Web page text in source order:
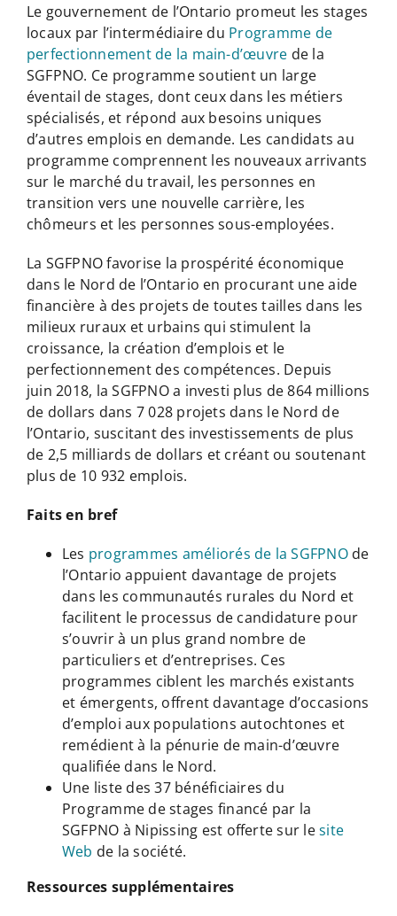
Le gouvernement de l’Ontario promeut les stages
locaux par l’intermédiaire du Programme de
perfectionnement de la main-d’œuvre de la
SGFPNO. Ce programme soutient un large
éventail de stages, dont ceux dans les métiers
spécialisés, et répond aux besoins uniques
d’autres emplois en demande. Les candidats au
programme comprennent les nouveaux arrivants
sur le marché du travail, les personnes en
transition vers une nouvelle carrière, les
chômeurs et les personnes sous-employées.
La SGFPNO favorise la prospérité économique
dans le Nord de l’Ontario en procurant une aide
financière à des projets de toutes tailles dans les
milieux ruraux et urbains qui stimulent la
croissance, la création d’emplois et le
perfectionnement des compétences. Depuis
juin 2018, la SGFPNO a investi plus de 864 millions
de dollars dans 7 028 projets dans le Nord de
l’Ontario, suscitant des investissements de plus
de 2,5 milliards de dollars et créant ou soutenant
plus de 10 932 emplois.
Faits en bref
Les programmes améliorés de la SGFPNOde
l’Ontario appuient davantage de projets
dans les communautés rurales du Nord et
facilitent le processus de candidature pour
s’ouvrir à un plus grand nombre de
particuliers et d’entreprises. Ces
programmes ciblent les marchés existants
et émergents, offrent davantage d’occasions
d’emploi aux populations autochtones et
remédient à la pénurie de main-d’œuvre
qualifiée dans le Nord.
Une liste des 37 bénéficiaires du
Programme de stages financé par la
SGFPNO à Nipissing est offerte sur lesite
Web de la société.
Ressources supplémentaires